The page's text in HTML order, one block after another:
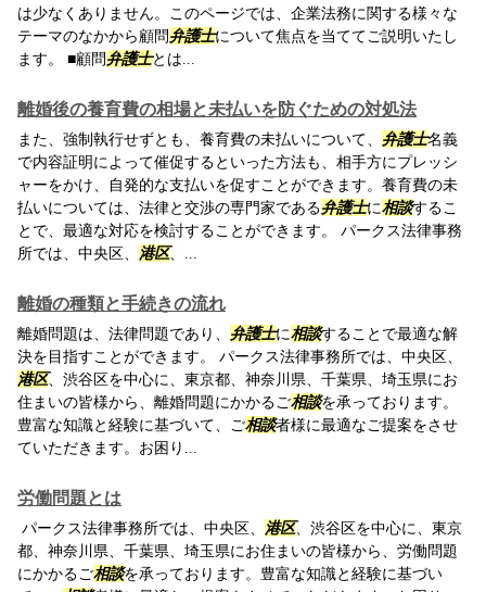
は少なくありません。このページでは、企業法務に関する様々な
テーマのなかから顧問弁護士について焦点を当ててご説明いたし
ます。 ■顧問弁護士とは...
離婚後の養育費の相場と未払いを防ぐための対処法
また、強制執行せずとも、養育費の未払いについて、 弁護士名義
で内容証明によって催促するといった方法も、相手方にプレッシ
ャーをかけ、自発的な支払いを促すことができます。養育費の未
払いについては、法律と交渉の専門家である弁護士に相談するこ
とで、最適な対応を検討することができます。 パークス法律事務
所では、中央区、 港区、...
離婚の種類と手続きの流れ
離婚問題は、法律問題であり、 弁護士に相談することで最適な解
決を目指すことができます。 パークス法律事務所では、中央区、
港区、渋谷区を中心に、東京都、神奈川県、千葉県、埼玉県にお
住まいの皆様から、離婚問題にかかるご相談を承っております。
豊富な知識と経験に基づいて、ご相談者様に最適なご提案をさせ
ていただきます。お困り...
労働問題とは
パークス法律事務所では、中央区、 港区、渋谷区を中心に、東京
都、神奈川県、千葉県、埼玉県にお住まいの皆様から、労働問題
にかかるご相談を承っております。豊富な知識と経験に基づい